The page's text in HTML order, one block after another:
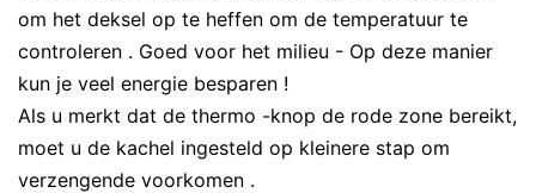
om het deksel op te heffen om de temperatuur te
controleren . Goed voor het milieu - Op deze manier
kun je veel energie besparen !
Als u merkt dat de thermo -knop de rode zone bereikt,
moet u de kachel ingesteld op kleinere stap om
verzengende voorkomen .